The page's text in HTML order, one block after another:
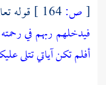
[ص: قوله
فيدخلهم ربهم في
أفلم تكن آياتي تتلى